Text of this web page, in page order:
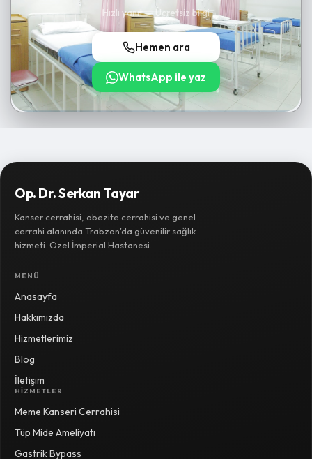
Hızlı yanıt — Ücretsiz bilgi
Hemen ara
WhatsApp ile yaz
Op. Dr. Serkan Tayar
Kanser cerrahisi, obezite cerrahisi ve genel
cerrahi alanında Trabzon'da güvenilir sağlık
hizmeti. Özel İmperial Hastanesi.
MENÜ
Anasayfa
Hakkımızda
Hizmetlerimiz
Blog
İletişim
HIZMETLER
Meme Kanseri Cerrahisi
Tüp Mide Ameliyatı
Gastrik Bypass